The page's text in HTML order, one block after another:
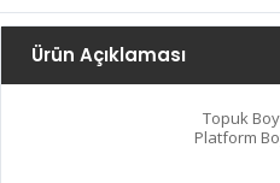
Ürün Açıklaması
Topuk
Platform